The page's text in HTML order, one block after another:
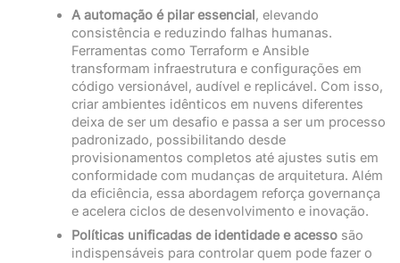
A automação é pilar essencial, elevando
consistência e reduzindo falhas humanas.
Ferramentas como Terraform e Ansible
transformam infraestrutura e configurações em
código versionável, audível e replicável. Com isso,
criar ambientes idênticos em nuvens diferentes
deixa de ser um desafio e passa a ser um processo
padronizado, possibilitando desde
provisionamentos completos até ajustes sutis em
conformidade com mudanças de arquitetura. Além
da eficiência, essa abordagem reforça governança
e acelera ciclos de desenvolvimento e inovação.
Políticas unificadas de identidade e acesso são
indispensáveis para controlar quem pode fazer o